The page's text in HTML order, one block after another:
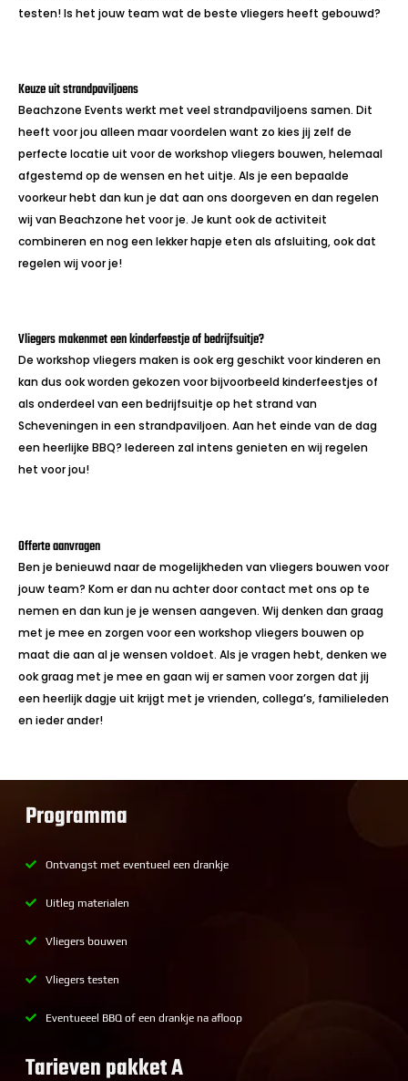
testen! Is het jouw team wat de beste vliegers heeft gebouwd?
Keuze uit strandpaviljoens
Beachzone Events werkt met veel strandpaviljoens samen. Dit
heeft voor jou alleen maar voordelen want zo kies jij zelf de
perfecte locatie uit voor de workshop vliegers bouwen, helemaal
afgestemd op de wensen en het uitje. Als je een bepaalde
voorkeur hebt dan kun je dat aan ons doorgeven en dan regelen
wij van Beachzone het voor je. Je kunt ook de activiteit
combineren en nog een lekker hapje eten als afsluiting, ook dat
regelen wij voor je!
Vliegers makenmet een kinderfeestje of bedrijfsuitje?
De workshop vliegers maken is ook erg geschikt voor kinderen en
kan dus ook worden gekozen voor bijvoorbeeld kinderfeestjes of
als onderdeel van een bedrijfsuitje op het strand van
Scheveningen in een strandpaviljoen. Aan het einde van de dag
een heerlijke BBQ? Iedereen zal intens genieten en wij regelen
het voor jou!
Offerte aanvragen
Ben je benieuwd naar de mogelijkheden van vliegers bouwen voor
jouw team? Kom er dan nu achter door contact met ons op te
nemen en dan kun je je wensen aangeven. Wij denken dan graag
met je mee en zorgen voor een workshop vliegers bouwen op
maat die aan al je wensen voldoet. Als je vragen hebt, denken we
ook graag met je mee en gaan wij er samen voor zorgen dat jij
een heerlijk dagje uit krijgt met je vrienden, collega’s, familieleden
en ieder ander!
Programma
Ontvangst met eventueel een drankje
Uitleg materialen
Vliegers bouwen
Vliegers testen
Eventueeel BBQ of een drankje na afloop
Tarieven pakket A